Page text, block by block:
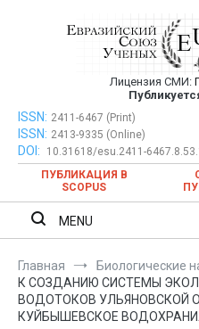
публикация
ежемесячном
Лицензия СМИ:
Евразийский Союз Ученых
ежемесячном
ISSN: 2411-6467 (Print)
ISSN: 2413-9335 (Online)
DOI:
10.31618/esu.2411-
ПУБЛИКАЦИЯ В
SCOPUS
MENU
Главная
Биологические
К СОЗДАНИЮ СИСТЕМЫ
ВОДОТОКОВ УЛЬЯНОВСКОЙ
КУЙБЫШЕВСКОЕ